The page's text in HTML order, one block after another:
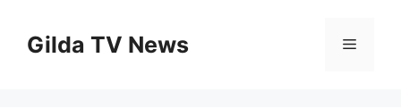
contenuto
Gilda TV News Menu